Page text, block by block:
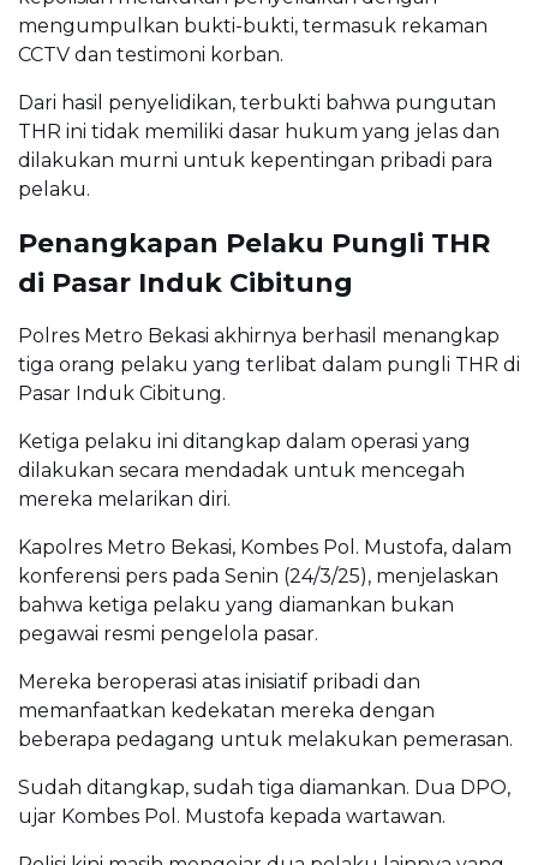
mengumpulkan bukti-bukti, termasuk rekaman
CCTV dan testimoni korban.
Dari hasil penyelidikan, terbukti bahwa pungutan
THR ini tidak memiliki dasar hukum yang jelas dan
dilakukan murni untuk kepentingan pribadi para
pelaku.
Penangkapan Pelaku Pungli THR
di Pasar Induk Cibitung
Polres Metro Bekasi akhirnya berhasil menangkap
tiga orang pelaku yang terlibat dalam pungli THR di
Pasar Induk Cibitung.
Ketiga pelaku ini ditangkap dalam operasi yang
dilakukan secara mendadak untuk mencegah
mereka melarikan diri.
Kapolres Metro Bekasi, Kombes Pol. Mustofa, dalam
konferensi pers pada Senin (24/3/25), menjelaskan
bahwa ketiga pelaku yang diamankan bukan
pegawai resmi pengelola pasar.
Mereka beroperasi atas inisiatif pribadi dan
memanfaatkan kedekatan mereka dengan
beberapa pedagang untuk melakukan pemerasan.
Sudah ditangkap, sudah tiga diamankan. Dua DPO,
ujar Kombes Pol. Mustofa kepada wartawan.